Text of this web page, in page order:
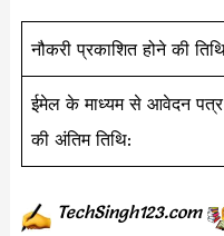
नौकरी प्रकाशित होने की
ईमेल के माध्यम से आवेदन
की अंतिम तिथि:
TechSingh123.com